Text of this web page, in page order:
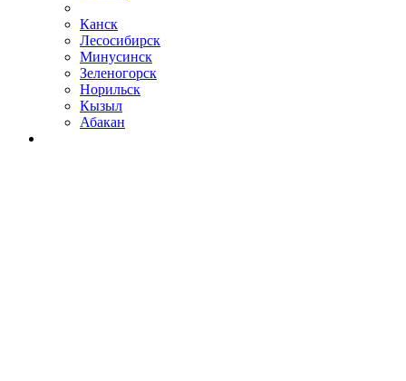
Канск
Лесосибирск
Минусинск
Зеленогорск
Норильск
Кызыл
Абакан